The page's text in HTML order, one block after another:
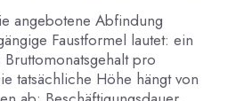
angebotene Abfindung
Faustformel lautet: ein
pro
tatsächliche Höhe hängt von